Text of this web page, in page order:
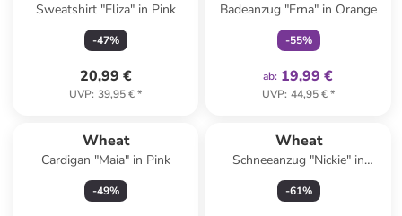
Sweatshirt "Eliza" in Pink
-47%
20,99 €
UVP: 39,95 €*
Badeanzug "Erna" in Orange
-55%
ab: 19,99 €
UVP: 44,95 €*
Wheat
Cardigan "Maia" in Pink
-49%
Wheat
Schneeanzug "Nickie" in
Anthrazit
-61%